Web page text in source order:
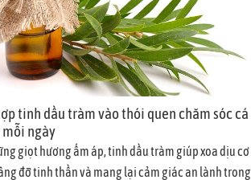
tinh dầu tràm vào thói quen chăm sóc cá
mỗi ngày
giọt hương ấm áp, tinh dầu tràm giúp xoa dịu cơ
đỡ tinh thần và mang lại cảm giác an lành trong